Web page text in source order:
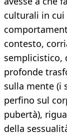
culturali in cui
contesto,
semplicistico,
profonde
sulla mente (i
perfino sul
pubertà),
della